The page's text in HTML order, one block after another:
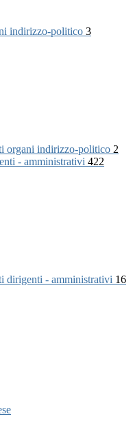
indirizzo-politico 3
organi indirizzo-politico 2
- amministrativi 422
dirigenti - amministrativi 16